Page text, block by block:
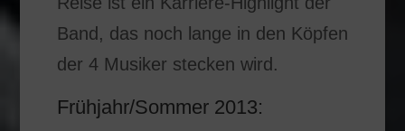
Band, das noch lange in den Köpfen
der 4 Musiker stecken wird.
Frühjahr/Sommer 2013: